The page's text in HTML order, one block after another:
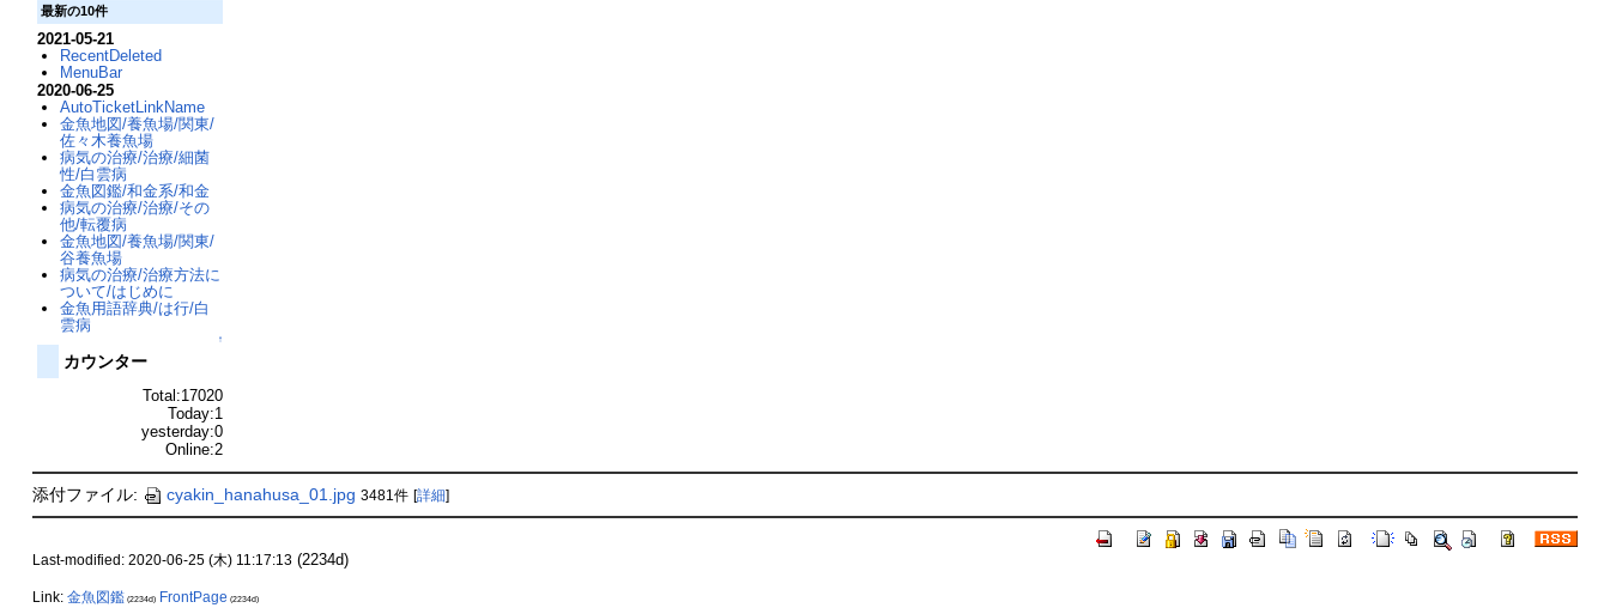
最新の10件
2021-05-21
RecentDeleted
MenuBar
2020-06-25
AutoTicketLinkName
金魚地図/養魚場/関東/
佐々木養魚場
病気の治療/治療/細菌
性/白雲病
金魚図鑑/和金系/和金
病気の治療/治療/その
他/転覆病
金魚地図/養魚場/関東/
谷養魚場
病気の治療/治療方法に
ついて/はじめに
金魚用語辞典/は行/白
雲病
↑
カウンター
Total:17020
Today:1
yesterday:0
Online:2
添付ファイル: cyakin_hanahusa_01.jpg 3481件 [詳細]
Last-modified: 2020-06-25 (木) 11:17:13(2234d)
Link: 金魚図鑑(2234d) FrontPage (2234d)